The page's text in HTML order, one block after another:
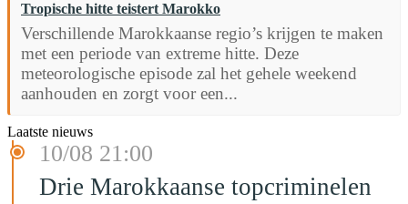
Tropische hitte teistert Marokko
Verschillende Marokkaanse regio’s krijgen te maken
met een periode van extreme hitte. Deze
meteorologische episode zal het gehele weekend
aanhouden en zorgt voor een...
Laatste nieuws
10/08 21:00
Drie Marokkaanse topcriminelen